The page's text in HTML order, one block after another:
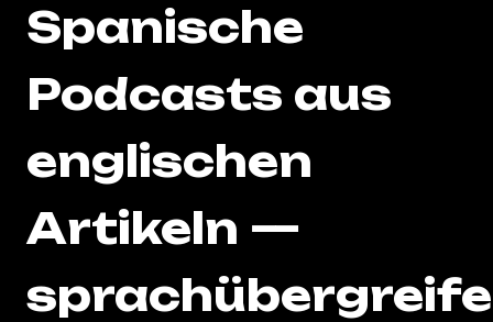
Spanische
Podcasts aus
englischen
Artikeln —